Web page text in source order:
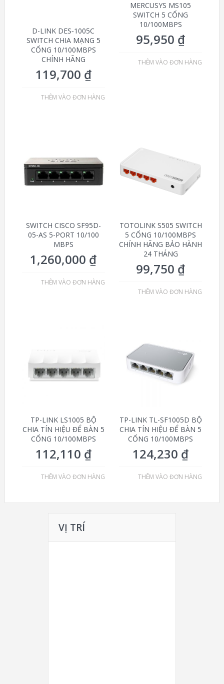
D-LINK DES‑1005C
SWITCH CHIA MẠNG 5
CỔNG 10/100MBPS
CHÍNH HÃNG
119,700 ₫
THÊM VÀO ĐƠN HÀNG
MERCUSYS MS105
SWITCH 5 CỔNG
10/100MBPS
95,950 ₫
THÊM VÀO ĐƠN HÀNG
SWITCH CISCO SF95D-
05-AS 5-PORT 10/100
MBPS
1,260,000 ₫
THÊM VÀO ĐƠN HÀNG
TOTOLINK S505 SWITCH
5 CỔNG 10/100MBPS
CHÍNH HÃNG BẢO HÀNH
24 THÁNG
99,750 ₫
THÊM VÀO ĐƠN HÀNG
TP-LINK LS1005 BỘ
CHIA TÍN HIỆU ĐỂ BÀN 5
CỔNG 10/100MBPS
112,110 ₫
THÊM VÀO ĐƠN HÀNG
TP-LINK TL-SF1005D BỘ
CHIA TÍN HIỆU ĐỂ BÀN 5
CỔNG 10/100MBPS
124,230 ₫
THÊM VÀO ĐƠN HÀNG
VỊ TRÍ